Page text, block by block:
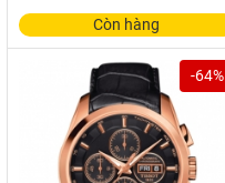
Còn hàng
-64%